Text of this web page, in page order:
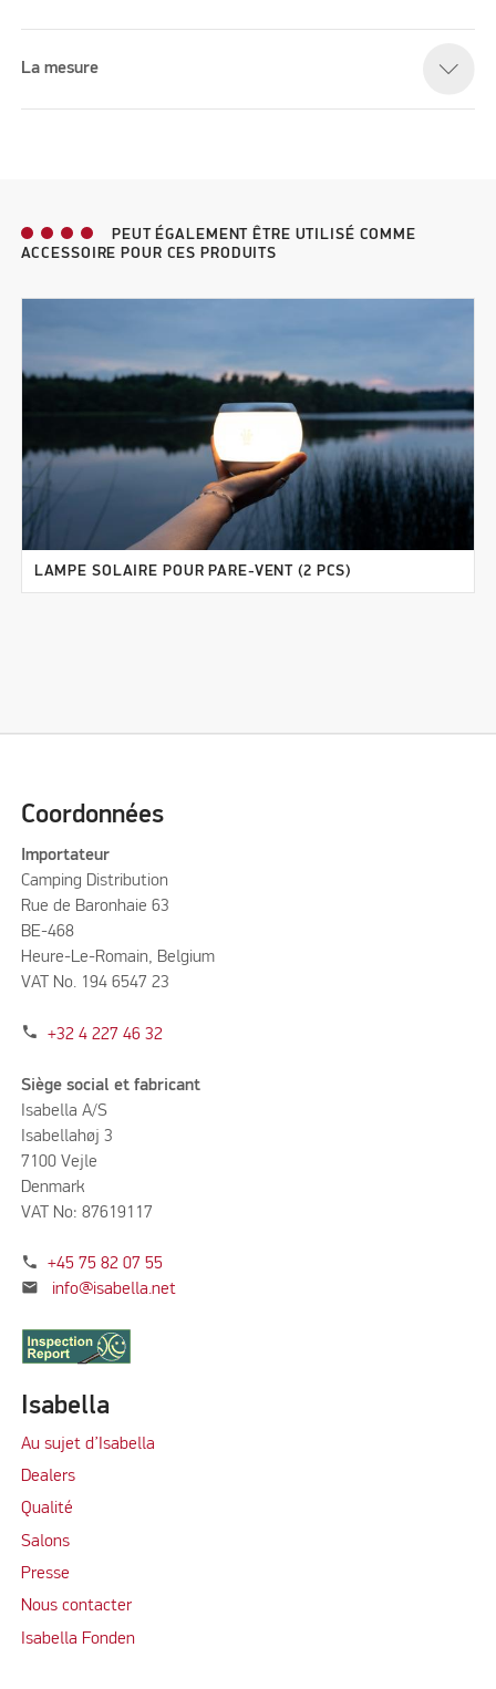
La mesure
PEUT ÉGALEMENT ÊTRE UTILISÉ COMME
ACCESSOIRE POUR CES PRODUITS
LAMPE SOLAIRE POUR PARE-VENT (2 PCS)
Coordonnées
Importateur
Camping Distribution
Rue de Baronhaie 63
BE-468
Heure-Le-Romain, Belgium
VAT No. 194 6547 23
phone +32 4 227 46 32
Siège social et fabricant
Isabella A/S
Isabellahøj 3
7100 Vejle
Denmark
VAT No: 87619117
phone +45 75 82 07 55
mail info@isabella.net
Isabella
Au sujet d’Isabella
Dealers
Qualité
Salons
Presse
Nous contacter
Isabella Fonden